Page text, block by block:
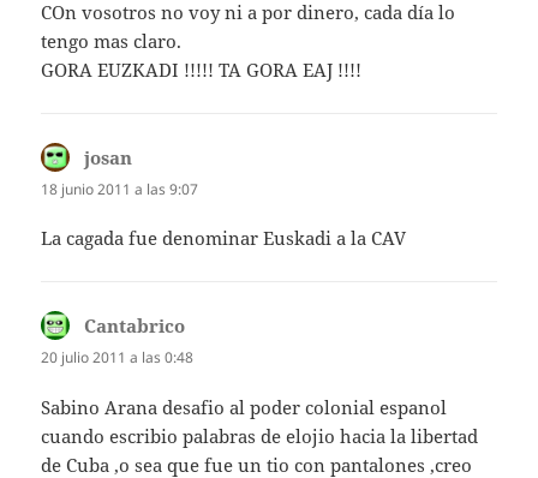
COn vosotros no voy ni a por dinero, cada día lo
tengo mas claro.
GORA EUZKADI !!!!! TA GORA EAJ !!!!
josan
18 junio 2011 a las 9:07
La cagada fue denominar Euskadi a la CAV
Cantabrico
20 julio 2011 a las 0:48
Sabino Arana desafio al poder colonial espanol
cuando escribio palabras de elojio hacia la libertad
de Cuba ,o sea que fue un tio con pantalones ,creo